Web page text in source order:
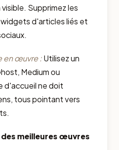
Supprimez les
d'articles liés et
en œuvre :Utilisez un
Medium ou
d'accueil ne doit
tous pointant vers
des meilleures œuvres